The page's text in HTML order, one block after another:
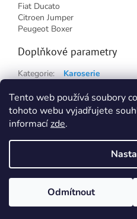
Tento web používá soubory
tohoto webu vyjadřujete
informacízde.
Odmítnout
Fiat Ducato
Citroen Jumper
Peugeot Boxer
Doplňkové parametry
Kategorie:
Karoserie
Copyright 2026TNTautodily.